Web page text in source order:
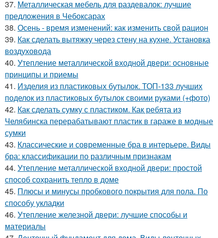
37. Металлическая мебель для раздевалок: лучшие
предложения в Чебоксарах
38. Осень - время изменений: как изменить свой рацион
39. Как сделать вытяжку через стену на кухне. Установка
воздуховода
40. Утепление металлической входной двери: основные
принципы и приемы
41. Изделия из пластиковых бутылок. ТОП-133 лучших
поделок из пластиковых бутылок своими руками (+фото)
42. Как сделать сумку с пластиком. Как ребята из
Челябинска перерабатывают пластик в гараже в модные
сумки
43. Классические и современные бра в интерьере. Виды
бра: классификации по различным признакам
44. Утепление металлической входной двери: простой
способ сохранить тепло в доме
45. Плюсы и минусы пробкового покрытия для пола. По
способу укладки
46. Утепление железной двери: лучшие способы и
материалы